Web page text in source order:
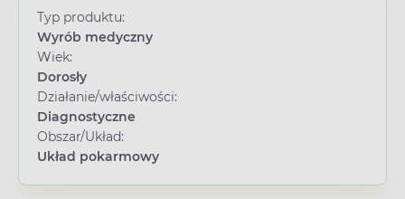
Typ produktu:
Wyrób medyczny
Wiek:
Dorosły
Działanie/właściwości:
Diagnostyczne
Obszar/Układ:
Układ pokarmowy